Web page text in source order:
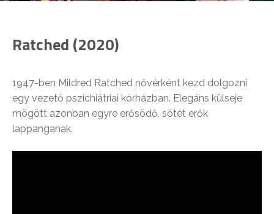
Ratched (2020)
1947-ben Mildred Ratched nővérként kezd dolgozni
egy vezető pszichiátriai kórházban. Elegáns külseje
mögött azonban egyre erősödő, sötét erők
lappanganak.